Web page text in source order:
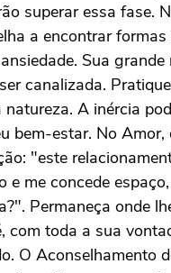
superar essa fase.
a encontrar formas
Sua grande
canalizada.
natureza. A inércia
bem-estar. No Amor,
"este
e me concede
Permaneça onde
com toda a sua
O Aconselhamento